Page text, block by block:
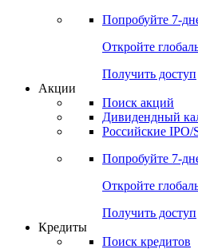
Попробуйте 7-
Откройте
Получить доступ
Акции
Поиск акций
Дивидендный
Российские IPO/
Попробуйте 7-
Откройте
Получить доступ
Кредиты
Поиск кредитов